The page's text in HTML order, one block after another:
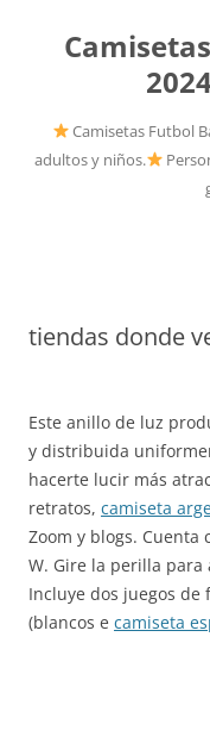
Camisetas Futbol
adultos y niños.
tiendas donde
Este anillo de luz
y distribuida
hacerte lucir más
retratos, camiseta
Zoom y blogs. Cuenta
W. Gire la perilla para
Incluye dos juegos de
(blancos e camiseta